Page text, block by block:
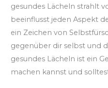
gesundes Lächeln strahlt
beeinflusst jeden Aspekt
ein Zeichen von
gegenüber dir selbst und
gesundes Lächeln ist ein
machen kannst und